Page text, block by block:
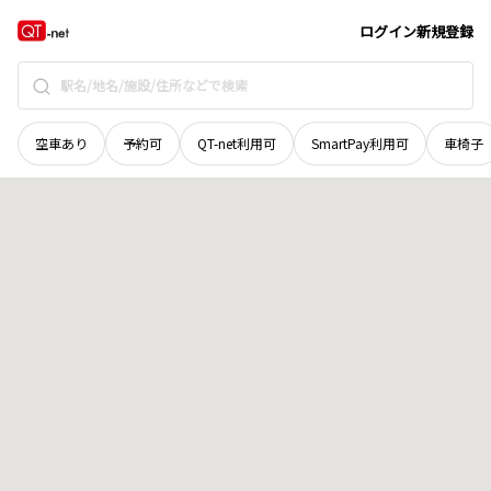
ログイン新規登録
空車あり 予約可 QT-net利用可 SmartPay利用可 車椅子
北海道